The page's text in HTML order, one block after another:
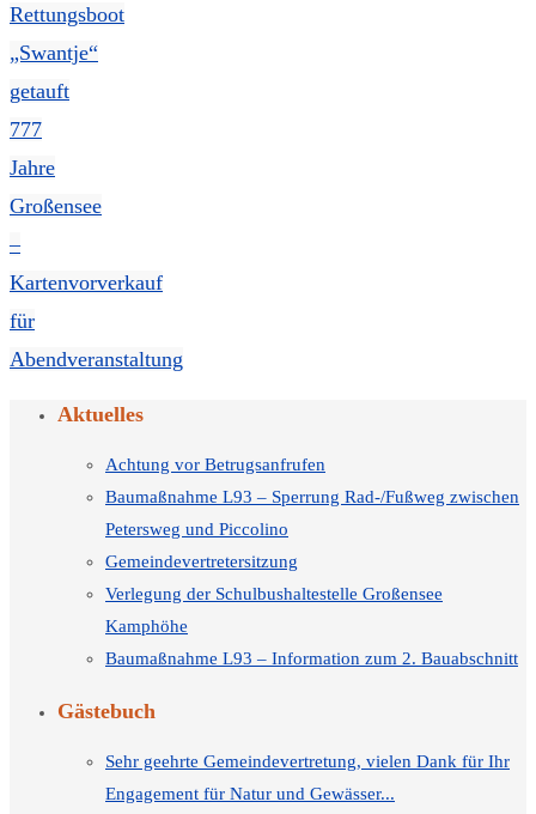
Rettungsboot
„Swantje“
getauft
777
Jahre
Großensee
–
Kartenvorverkauf
für
Abendveranstaltung
Aktuelles
Achtung vor Betrugsanfrufen
Baumaßnahme L93 – Sperrung Rad-/Fußweg zwischen
Petersweg und Piccolino
Gemeindevertretersitzung
Verlegung der Schulbushaltestelle Großensee
Kamphöhe
Baumaßnahme L93 – Information zum 2. Bauabschnitt
Gästebuch
Sehr geehrte Gemeindevertretung, vielen Dank für Ihr
Engagement für Natur und Gewässer...